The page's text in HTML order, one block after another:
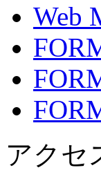
Web
アクセ